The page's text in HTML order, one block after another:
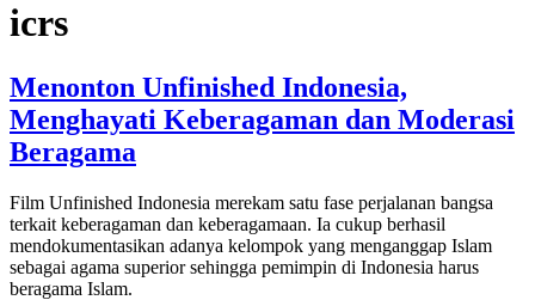
icrs
Menonton Unfinished Indonesia,
Menghayati Keberagaman dan Moderasi
Beragama
Film Unfinished Indonesia merekam satu fase perjalanan bangsa
terkait keberagaman dan keberagamaan. Ia cukup berhasil
mendokumentasikan adanya kelompok yang menganggap Islam
sebagai agama superior sehingga pemimpin di Indonesia harus
beragama Islam.